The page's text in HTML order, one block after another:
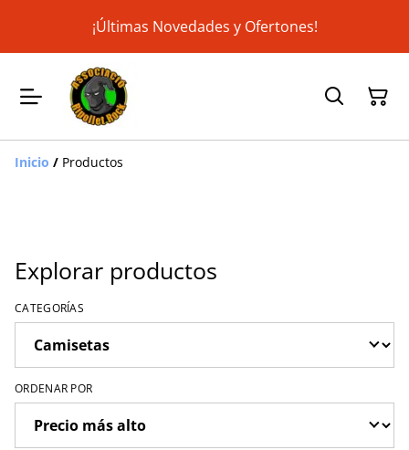
¡Últimas Novedades y Ofertones!
Inicio / Productos
Explorar productos
CATEGORÍAS
ORDENAR POR